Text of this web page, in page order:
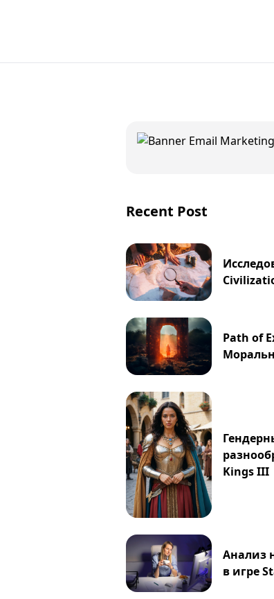
Recent Post
Path of
Kings III
Анализ
в игре